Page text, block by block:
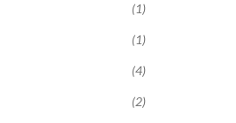
(1)
(1)
(4)
(2)